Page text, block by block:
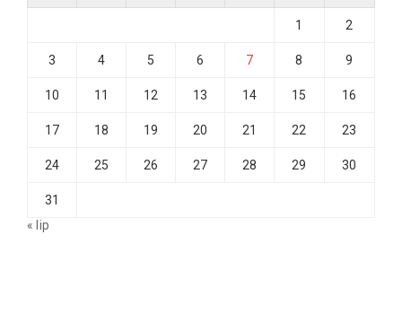
1 2
3 4 5 6 7 8 9
10 11 12 13 14 15 16
17 18 19 20 21 22 23
24 25 26 27 28 29 30
31
« lip